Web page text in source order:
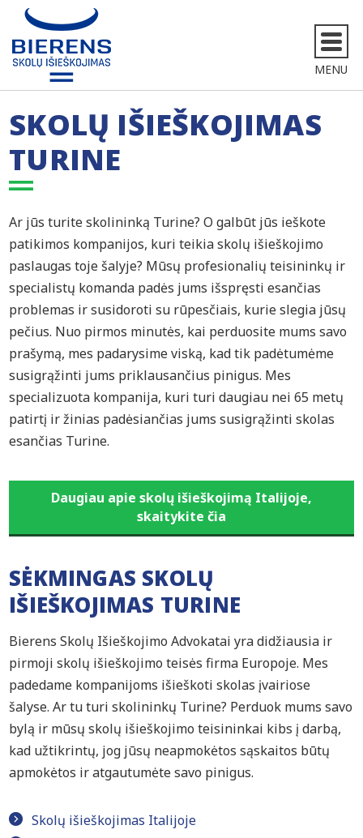
MENU
SKOLŲ IŠIEŠKOJIMAS
TURINE
Ar jūs turite skolininką Turine? O galbūt jūs ieškote
patikimos kompanijos, kuri teikia skolų išieškojimo
paslaugas toje šalyje? Mūsų profesionalių teisininkų ir
specialistų komanda padės jums išspręsti esančias
problemas ir susidoroti su rūpesčiais, kurie slegia jūsų
pečius. Nuo pirmos minutės, kai perduosite mums savo
prašymą, mes padarysime viską, kad tik padėtumėme
susigrąžinti jums priklausančius pinigus. Mes
specializuota kompanija, kuri turi daugiau nei 65 metų
patirtį ir žinias padėsiančias jums susigrąžinti skolas
esančias Turine.
Daugiau apie skolų išieškojimą Italijoje,
skaitykite čia
SĖKMINGAS SKOLŲ
IŠIEŠKOJIMAS TURINE
Bierens Skolų Išieškojimo Advokatai yra didžiausia ir
pirmoji skolų išieškojimo teisės firma Europoje. Mes
padedame kompanijoms išieškoti skolas įvairiose
šalyse. Ar tu turi skolininkų Turine? Perduok mums savo
bylą ir mūsų skolų išieškojimo teisininkai kibs į darbą,
kad užtikrintų, jog jūsų neapmokėtos sąskaitos būtų
apmokėtos ir atgautumėte savo pinigus.
Skolų išieškojimas Italijoje